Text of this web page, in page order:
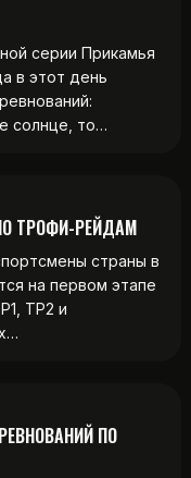
серии Прикамья
в этот день
солнце, то…
ТРОФИ-РЕЙДАМ
страны в
на первом этапе
ТР2 и
ПО